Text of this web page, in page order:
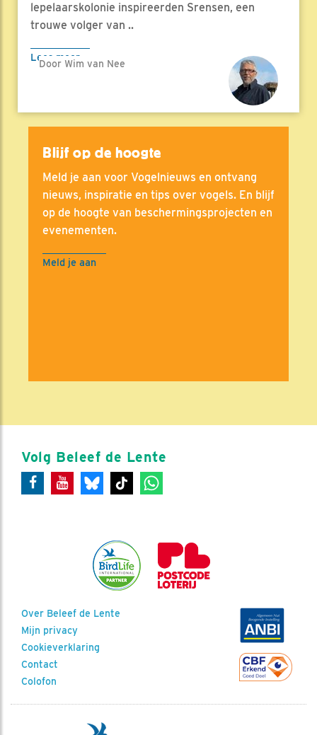
lepelaarskolonie inspireerden Srensen, een
trouwe volger van ..
Lees meer
Door Wim van Nee
Blijf op de hoogte
Meld je aan voor Vogelnieuws en ontvang
nieuws, inspiratie en tips over vogels. En blijf
op de hoogte van beschermingsprojecten en
evenementen.
Meld je aan
Volg Beleef de Lente
Over Beleef de Lente
Mijn privacy
Cookieverklaring
Contact
Colofon